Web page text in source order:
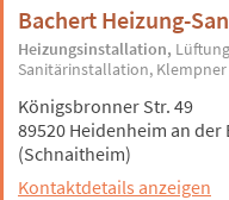
Bachert Heizung-
Heizungsinstallation
Sanitärinstallation Klempner
Königsbronner Str. 49
89520 Heidenheim an der
(Schnaitheim)
Kontaktdetails anzeigen